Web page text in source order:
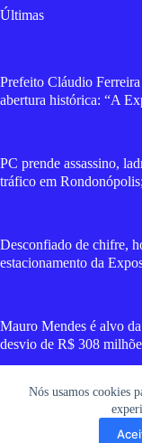
Nós usamos cookies
Últimas
Prefeito Cláudio
abertura histórica: “A
PC prende assassino,
tráfico em
Desconfiado de chifre,
estacionamento da
Mauro Mendes é alvo
desvio de R$ 308
Elielcio Academia